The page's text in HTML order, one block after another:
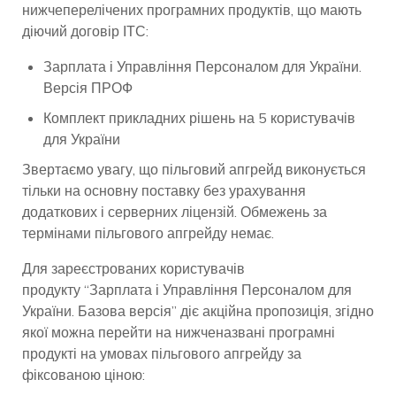
нижчеперелічених програмних продуктів, що мають
діючий договір ІТС:
Зарплата і Управління Персоналом для України.
Версія ПРОФ
Комплект прикладних рішень на 5 користувачів
для України
Звертаємо увагу, що пільговий апгрейд виконується
тільки на основну поставку без урахування
додаткових і серверних ліцензій. Обмежень за
термінами пільгового апгрейду немає.
Для зареєстрованих користувачів
продукту “Зарплата і Управління Персоналом для
України. Базова версія” діє акційна пропозиція, згідно
якої можна перейти на нижченазвані програмні
продукті на умовах пільгового апгрейду за
фіксованою ціною: